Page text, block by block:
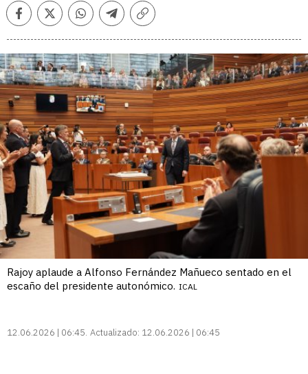
FacebookTwitterWhatsappTelegramCopiar
Rajoy aplaude a Alfonso Fernández Mañueco sentado en el
escaño del presidente autonómico. ICAL
12.06.2026 | 06:45 Actualizado: 12.06.2026 | 06:45